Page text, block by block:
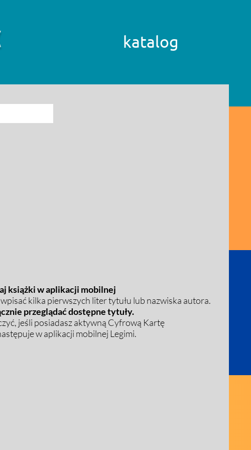
katalog
książki w aplikacji mobilnej
kilka pierwszych liter tytułu lub nazwiska autora.
przeglądać dostępne tytuły.
jeśli posiadasz aktywną Cyfrową Kartę
w aplikacji mobilnej Legimi.